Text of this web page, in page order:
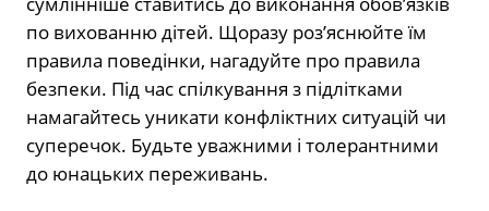
по вихованню дітей. Щоразу роз’яснюйте їм
правила поведінки, нагадуйте про правила
безпеки. Під час спілкування з підлітками
намагайтесь уникати конфліктних ситуацій чи
суперечок. Будьте уважними і толерантними
до юнацьких переживань.